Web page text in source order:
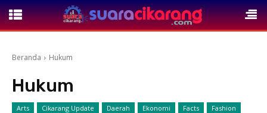
Beranda Hukum
Hukum
Arts Cikarang Update Daerah Ekonomi Facts Fashion